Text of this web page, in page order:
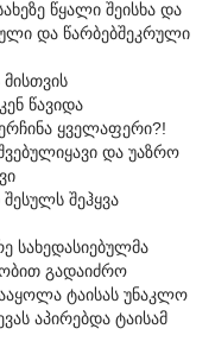
წყალი შეისხა და
და წარბებშეკრული
წავიდა
ყველაფერი?!
და უაზრო
შეჰყვა
სახედასიებულმა
გადაიძრო
ააყოლა ტაისას უნაკლო
აპირებდა ტაისამ